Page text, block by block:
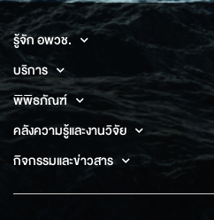
รู้จัก อพวช.
บริการ
พิพิธภัณฑ์
คลังความรู้และงานวิจัย
กิจกรรมและข่าวสาร